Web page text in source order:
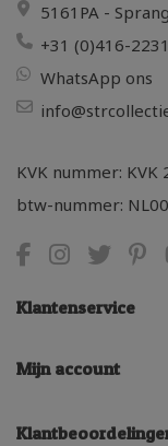
5161PA -
+31 (0)416-
WhatsApp ons
KVK nummer: KVK
btw-nummer:
Klantenservice
Mijn account